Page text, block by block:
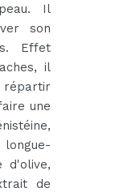
Il
son
Effet
il
répartir
une
d'olive,
de